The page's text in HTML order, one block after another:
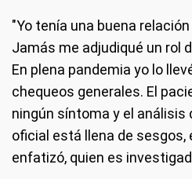
"Yo tenía una buena
Jamás me adjudiqué un rol
En plena pandemia yo lo
chequeos generales. El
ningún síntoma y el análisis
oficial está llena de sesgos,
enfatizó, quien es